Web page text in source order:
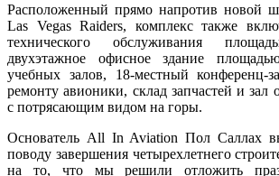
Расположенный прямо напротив новой
Las Vegas Raiders, комплекс также
технического обслуживания
двухэтажное офисное здание
учебных залов, 18-местный конференц-
ремонту авионики, склад запчастей и зал
с потрясающим видом на горы.
Основатель All In Aviation Пол Саллах
поводу завершения четырехлетнего
на то, что мы решили отложить